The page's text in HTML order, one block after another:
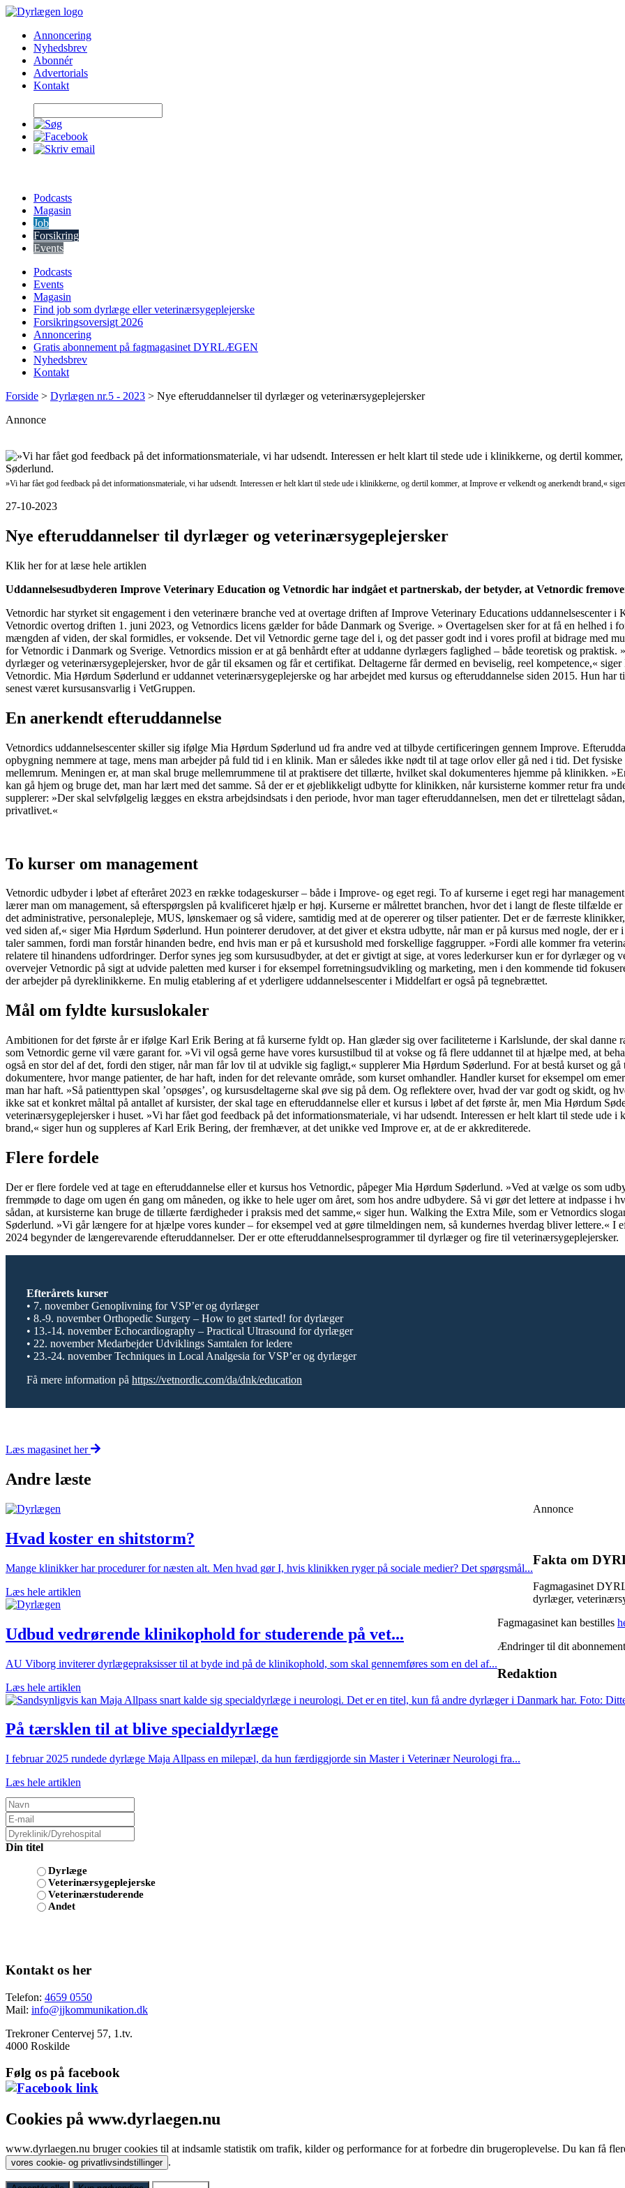
Skip
contentAnnoncering
Nyhedsbrev
Abonnér
Advertorials
Kontakt
Podcasts
Magasin
Job
Forsikring
Events
Podcasts
Events
Magasin
Find job som dyrlæge eller veterinærsygeplejerske
Forsikringsoversigt 2026
Annoncering
Gratis abonnement på fagmagasinet DYRLÆGEN
Nyhedsbrev
Kontakt
Forside > Dyrlægen nr.5 - 2023 > Nye efteruddannelser til dyrlæger og veterinærsygeplejersker
Annonce
»Vi har fået god feedback på det informationsmateriale, vi har udsendt. Interessen er helt klart til stede ude i klinikkerne, og dertil kommer, at Improve er velkendt og anerkendt brand,«
27-10-2023
Nye efteruddannelser til dyrlæger og veterinærsygeplejersker
Klik her for at læse hele artiklen
Uddannelsesudbyderen Improve Veterinary Education og Vetnordic har indgået et partnerskab, der betyder, at Vetnordic
Vetnordic har styrket sit engagement i den veterinære branche ved at overtage driften af Improve Veterinary Educations uddannelsescenter
Vetnordic overtog driften 1. juni 2023, og Vetnordics licens gælder for både Danmark og Sverige. » Overtagelsen sker for at få en helhed i
mængden af viden, der skal formidles, er voksende. Det vil Vetnordic gerne tage del i, og det passer godt ind i vores profil at bidrage med
for Vetnordic i Danmark og Sverige. Vetnordics mission er at gå benhårdt efter at uddanne dyrlægers faglighed – både teoretisk og
dyrlæger og veterinærsygeplejersker, hvor de går til eksamen og får et certifikat. Deltagerne får dermed en beviselig, reel kompetence,«
Vetnordic. Mia Hørdum Søderlund er uddannet veterinærsygeplejerske og har arbejdet med kursus og efteruddannelse siden 2015. Hun
senest været kursusansvarlig i VetGruppen.
En anerkendt efteruddannelse
Vetnordics uddannelsescenter skiller sig ifølge Mia Hørdum Søderlund ud fra andre ved at tilbyde certificeringen gennem Improve.
opbygning nemmere at tage, mens man arbejder på fuld tid i en klinik. Man er således ikke nødt til at tage orlov eller gå ned i tid. Det
mellemrum. Meningen er, at man skal bruge mellemrummene til at praktisere det tillærte, hvilket skal dokumenteres hjemme på klinikken.
kan gå hjem og bruge det, man har lært med det samme. Så der er et øjeblikkeligt udbytte for klinikken, når kursisterne kommer retur fra
supplerer: »Der skal selvfølgelig lægges en ekstra arbejdsindsats i den periode, hvor man tager efteruddannelsen, men det er tilrettelagt
privatlivet.«
To kurser om management
Vetnordic udbyder i løbet af efteråret 2023 en række todageskurser – både i Improve- og eget regi. To af kurserne i eget regi har
lærer man om management, så efterspørgslen på kvalificeret hjælp er høj. Kurserne er målrettet branchen, hvor det i langt de fleste tilfælde
det administrative, personalepleje, MUS, lønskemaer og så videre, samtidig med at de opererer og tilser patienter. Det er de færreste
ved siden af,« siger Mia Hørdum Søderlund. Hun pointerer derudover, at det giver et ekstra udbytte, når man er på kursus med nogle, der er
taler sammen, fordi man forstår hinanden bedre, end hvis man er på et kursushold med forskellige faggrupper. »Fordi alle kommer fra
relatere til hinandens udfordringer. Derfor synes jeg som kursusudbyder, at det er givtigt at sige, at vores lederkurser kun er for dyrlæger
overvejer Vetnordic på sigt at udvide paletten med kurser i for eksempel forretningsudvikling og marketing, men i den kommende tid
der arbejder på dyreklinikkerne. En mulig etablering af et yderligere uddannelsescenter i Middelfart er også på tegnebrættet.
Mål om fyldte kursuslokaler
Ambitionen for det første år er ifølge Karl Erik Bering at få kurserne fyldt op. Han glæder sig over faciliteterne i Karlslunde, der skal danne
som Vetnordic gerne vil være garant for. »Vi vil også gerne have vores kursustilbud til at vokse og få flere uddannet til at hjælpe med, at
også en stor del af det, fordi den stiger, når man får lov til at udvikle sig fagligt,« supplerer Mia Hørdum Søderlund. For at bestå kurset og
dokumentere, hvor mange patienter, de har haft, inden for det relevante område, som kurset omhandler. Handler kurset for eksempel om
man har haft. »Så patienttypen skal ’opsøges’, og kursusdeltagerne skal øve sig på dem. Og reflektere over, hvad der var godt og skidt,
ikke sat et konkret måltal på antallet af kursister, der skal tage en efteruddannelse eller et kursus i løbet af det første år, men Mia Hørdum
veterinærsygeplejersker i huset. »Vi har fået god feedback på det informationsmateriale, vi har udsendt. Interessen er helt klart til stede ude
brand,« siger hun og suppleres af Karl Erik Bering, der fremhæver, at det unikke ved Improve er, at de er akkrediterede.
Flere fordele
Der er flere fordele ved at tage en efteruddannelse eller et kursus hos Vetnordic, påpeger Mia Hørdum Søderlund. »Ved at vælge os som
fremmøde to dage om ugen én gang om måneden, og ikke to hele uger om året, som hos andre udbydere. Så vi gør det lettere at indpasse
sådan, at kursisterne kan bruge de tillærte færdigheder i praksis med det samme,« siger hun. Walking the Extra Mile, som er Vetnordics
Søderlund. »Vi går længere for at hjælpe vores kunder – for eksempel ved at gøre tilmeldingen nem, så kundernes hverdag bliver lettere.« I
2024 begynder de længerevarende efteruddannelser. Der er otte efteruddannelsesprogrammer til dyrlæger og fire til veterinærsygeplejersker.
Efterårets kurser
• 7. november Genoplivning for VSP’er og dyrlæger
• 8.-9. november Orthopedic Surgery – How to get started! for dyrlæger
• 13.-14. november Echocardiography – Practical Ultrasound for dyrlæger
• 22. november Medarbejder Udviklings Samtalen for ledere
• 23.-24. november Techniques in Local Analgesia for VSP’er og dyrlæger
Få mere information på https://vetnordic.com/da/dnk/education
Læs magasinet her
Andre læste
Hvad koster en shitstorm?
Mange klinikker har procedurer for næsten alt. Men hvad gør I, hvis klinikken ryger på sociale medier? Det spørgsmål...
Læs hele artiklen
Udbud vedrørende klinikophold for studerende på vet...
AU Viborg inviterer dyrlægepraksisser til at byde ind på de klinikophold, som skal gennemføres som en del af...
Læs hele artiklen
På tærsklen til at blive specialdyrlæge
I februar 2025 rundede dyrlæge Maja Allpass en milepæl, da hun færdiggjorde sin Master i Veterinær Neurologi fra...
Læs hele artiklen
Annonce
Fakta om
Fagmagasinet
dyrlæger,
Fagmagasinet kan bestilles
Ændringer til dit
Redaktion
Din titel
Dyrlæge
Veterinærsygeplejerske
Veterinærstuderende
Andet
Kontakt os her
Telefon: 4659 0550
Mail: info@jjkommunikation.dk
Trekroner Centervej 57, 1.tv.
4000 Roskilde
Følg os på facebook
Cookies på www.dyrlaegen.nu
www.dyrlaegen.nu bruger cookies til at indsamle statistik om trafik, kilder og performance for at forbedre din brugeroplevelse. Du kan få
vores cookie- og privatlivsindstillinger .